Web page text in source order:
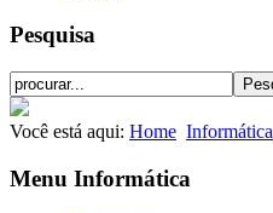
Pesquisa
Você está aqui: Home Informática
Menu Informática